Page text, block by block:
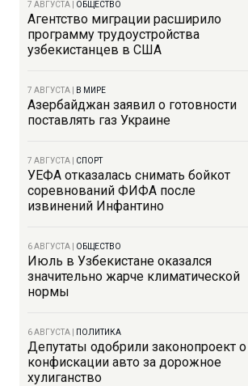
7 АВГУСТА ОБЩЕСТВО
Агентство миграции расширило
программу трудоустройства
узбекистанцев в США
7 АВГУСТА В МИРЕ
Азербайджан заявил о готовности
поставлять газ Украине
7 АВГУСТА СПОРТ
УЕФА отказалась снимать бойкот
соревнований ФИФА после
извинений Инфантино
6 АВГУСТА ОБЩЕСТВО
Июль в Узбекистане оказался
значительно жарче климатической
нормы
6 АВГУСТА ПОЛИТИКА
Депутаты одобрили законопроект о
конфискации авто за дорожное
хулиганство